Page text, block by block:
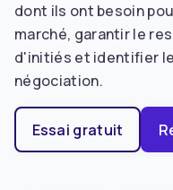
dont ils ont besoin
marché, garantir le
d'initiés et identifier
négociation.
Essai gratuit